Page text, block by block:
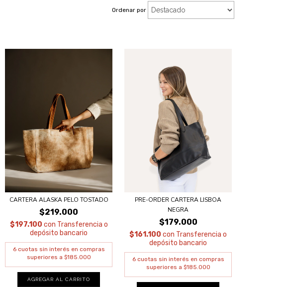
Ordenar por
CARTERA ALASKA PELO TOSTADO
$219.000
$197.100 con Transferencia o
depósito bancario
PRE-ORDER CARTERA LISBOA
NEGRA
$179.000
$161.100con Transferencia o
depósito bancario